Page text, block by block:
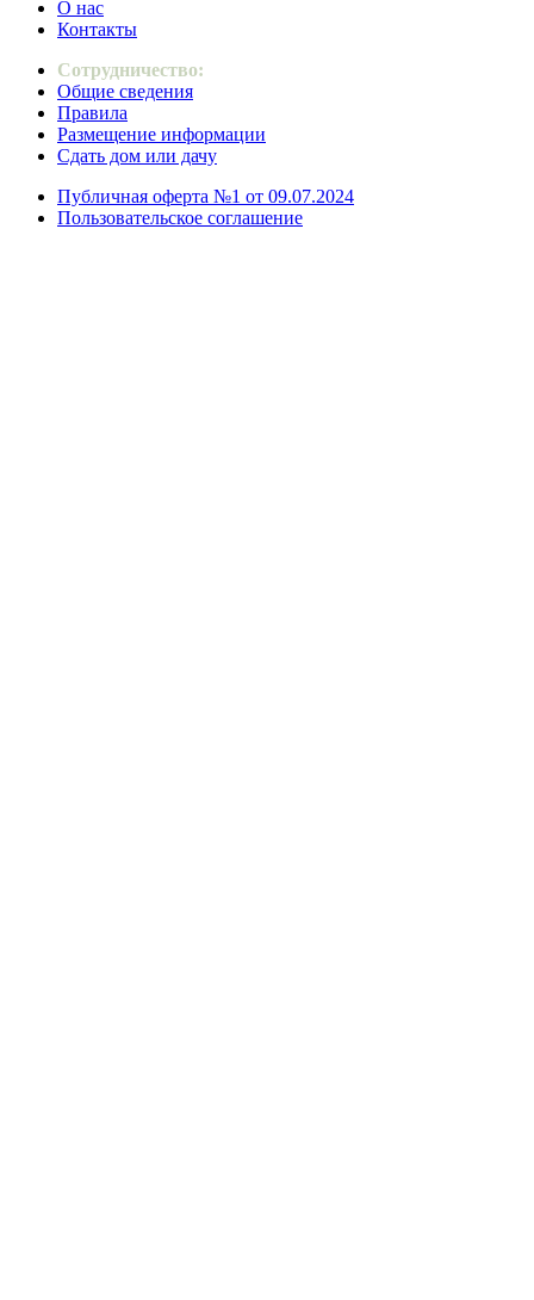
О нас
Контакты
Сотрудничество:
Общие сведения
Правила
Размещение информации
Сдать дом или дачу
Публичная оферта №1 от 09.07.2024
Пользовательское соглашение